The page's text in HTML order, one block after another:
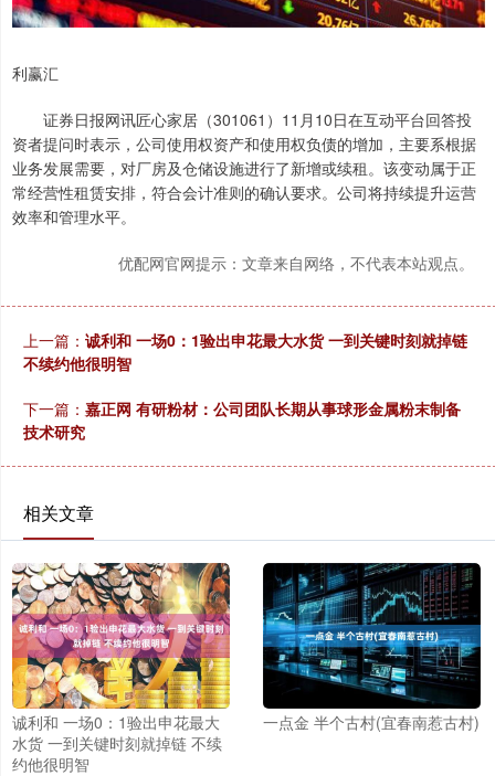
利赢汇
证券日报网讯匠心家居（301061）11月10日在互动平台回答投
资者提问时表示，公司使用权资产和使用权负债的增加，主要系根据
业务发展需要，对厂房及仓储设施进行了新增或续租。该变动属于正
常经营性租赁安排，符合会计准则的确认要求。公司将持续提升运营
效率和管理水平。
优配网官网提示：文章来自网络，不代表本站观点。
上一篇： 诚利和 一场0：1验出申花最大水货 一到关键时刻就掉链
不续约他很明智
下一篇： 嘉正网 有研粉材：公司团队长期从事球形金属粉末制备
技术研究
相关文章
诚利和 一场0：1验出申花最大
水货 一到关键时刻就掉链 不续
约他很明智
一点金 半个古村(宜春南惹古村)